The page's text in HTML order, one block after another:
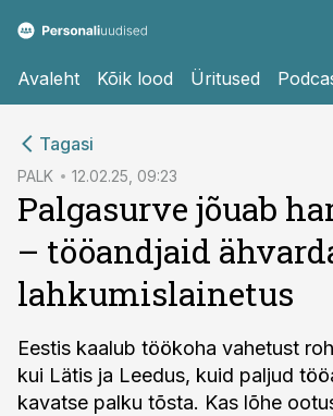
Avaleht Kõik lood Üritused
Tagasi
PALK 12.02.25, 09:23
Palgasurve jõuab
– tööandjaid
lahkumislainetus
Eestis kaalub töökoha vahetust
kui Lätis ja Leedus, kuid paljud
kavatse palku tõsta. Kas lõhe